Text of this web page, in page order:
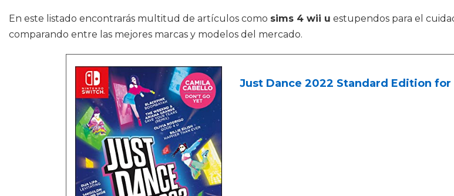
En este listado encontrarás multitud de artículos como sims 4 wii u estupendos para el
comparando entre las mejores marcas y modelos del mercado.
Just Dance 2022 Standard Edition